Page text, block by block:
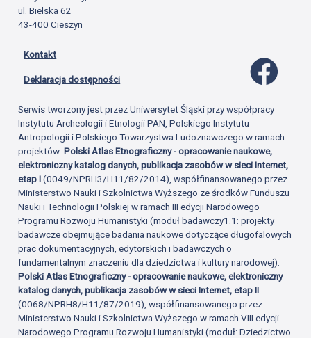
ul. Bielska 62
43-400 Cieszyn
Kontakt
Deklaracja dostępności
Serwis tworzony jest przez Uniwersytet Śląski przy współpracy
Instytutu Archeologii i Etnologii PAN, Polskiego Instytutu
Antropologii i Polskiego Towarzystwa Ludoznawczego w ramach
projektów:Polski Atlas Etnograficzny - opracowanie naukowe,
elektroniczny katalog danych, publikacja zasobów w sieci Internet,
etap I(0049/NPRH3/H11/82/2014), współfinansowanego przez
Ministerstwo Nauki i Szkolnictwa Wyższego ze środków Funduszu
Nauki i Technologii Polskiej w ramach III edycji Narodowego
Programu Rozwoju Humanistyki (moduł badawczy1.1: projekty
badawcze obejmujące badania naukowe dotyczące długofalowych
prac dokumentacyjnych, edytorskich i badawczych o
fundamentalnym znaczeniu dla dziedzictwa i kultury narodowej).
Polski Atlas Etnograficzny - opracowanie naukowe, elektroniczny
katalog danych, publikacja zasobów w sieci Internet, etap II
(0068/NPRH8/H11/87/2019), współfinansowanego przez
Ministerstwo Nauki i Szkolnictwa Wyższego w ramach VIII edycji
Narodowego Programu Rozwoju Humanistyki (moduł: Dziedzictwo